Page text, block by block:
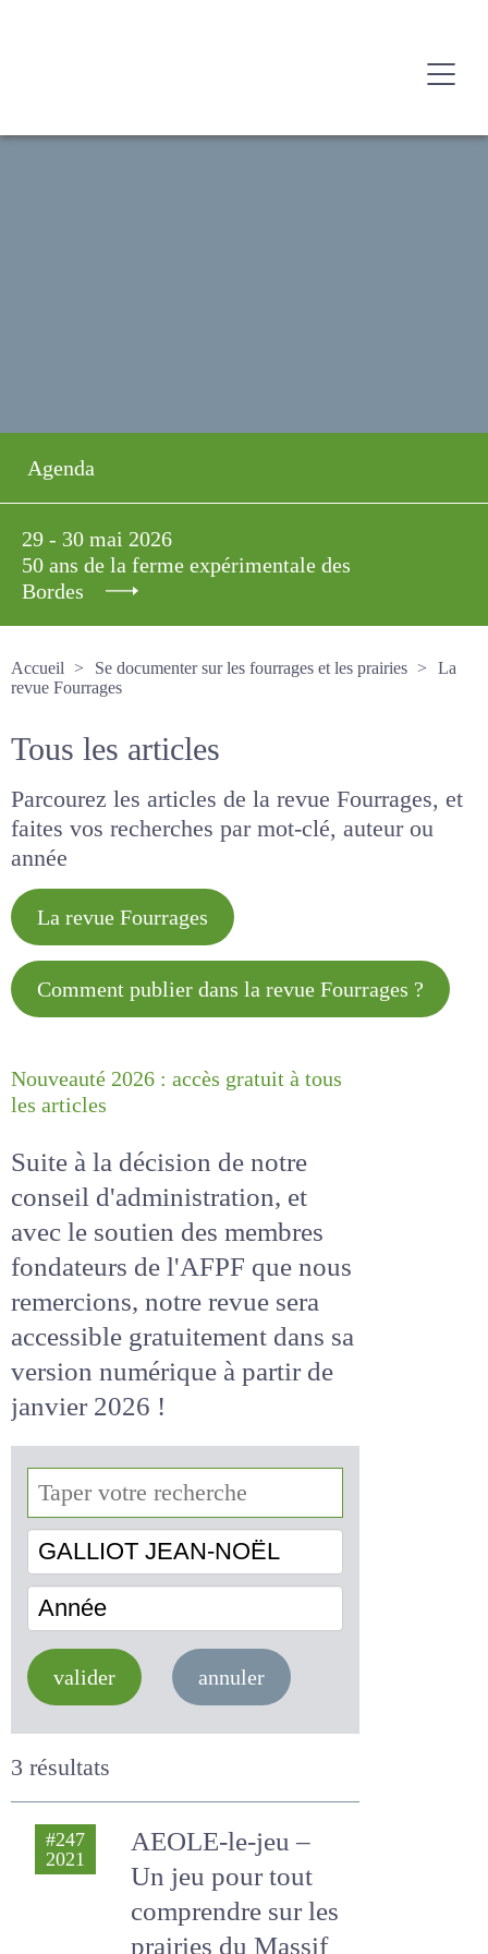
Agenda
29 - 30 mai 2026
50 ans de la ferme expérimentale des
Bordes
Accueil
Se documenter sur les fourrages et les prairies
La revue Fourrages
Tous les articles
Parcourez les articles de la revue Fourrages, et
faites vos recherches par mot-clé, auteur ou
année
La revue Fourrages
Comment publier dans la revue
Nouveauté 2026 : accès gratuit à
Suite à la décision de notre
conseil d'administration, et
avec le soutien des membres
fondateurs de l'AFPF que nous
remercions, notre revue sera
accessiblegratuitementdans
sa version numérique
de janvier 2026 !
GALLIOT JEAN-NOËL
valider annuler
3 résultats
#247
AEOLE-le-jeu – Un
jeu pour tout
comprendre sur